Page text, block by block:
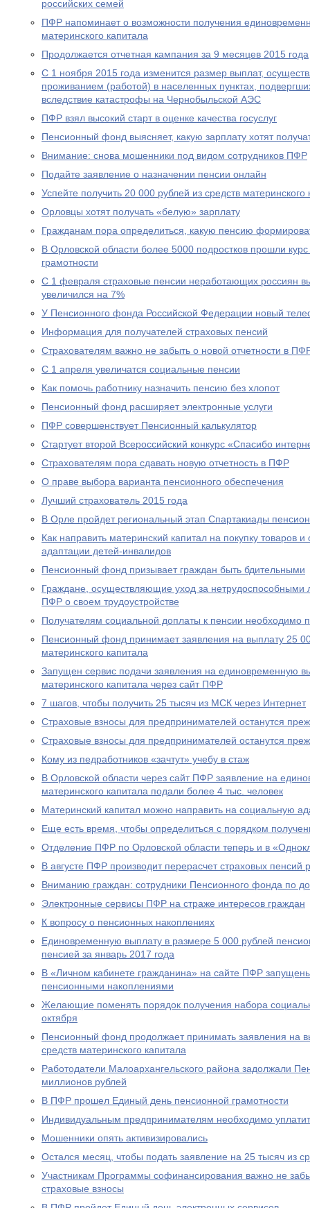
российских семей
ПФР напоминает о возможности получения
материнского капитала
Продолжается отчетная кампания за 9 месяцев 2015 года
С 1 ноября 2015 года изменится размер выплат,
проживанием (работой) в населенных пунктах,
вследствие катастрофы на Чернобыльской АЭС
ПФР взял высокий старт в оценке качества госуслуг
Пенсионный фонд выясняет, какую зарплату хотят
Внимание: снова мошенники под видом сотрудников ПФР
Подайте заявление о назначении пенсии онлайн
Успейте получить 20 000 рублей из средств материнского
Орловцы хотят получать «белую» зарплату
Гражданам пора определиться, какую пенсию
В Орловской области более 5000 подростков прошли
грамотности
С 1 февраля страховые пенсии неработающих россиян
увеличился на 7%
У Пенсионного фонда Российской Федерации новый
Информация для получателей страховых пенсий
Страхователям важно не забыть о новой отчетности в
С 1 апреля увеличатся социальные пенсии
Как помочь работнику назначить пенсию без хлопот
Пенсионный фонд расширяет электронные услуги
ПФР совершенствует Пенсионный калькулятор
Стартует второй Всероссийский конкурс «Спасибо
Страхователям пора сдавать новую отчетность в ПФР
О праве выбора варианта пенсионного обеспечения
Лучший страхователь 2015 года
В Орле пройдет региональный этап Спартакиады
Как направить материнский капитал на покупку товаров
адаптации детей-инвалидов
Пенсионный фонд призывает граждан быть бдительными
Граждане, осуществляющие уход за
ПФР о своем трудоустройстве
Получателям социальной доплаты к пенсии необходимо
Пенсионный фонд принимает заявления на выплату 25
материнского капитала
Запущен сервис подачи заявления на единовременную
материнского капитала через сайт ПФР
7 шагов, чтобы получить 25 тысяч из МСК через Интернет
Страховые взносы для предпринимателей останутся
Страховые взносы для предпринимателей останутся
Кому из педработников «зачтут» учебу в стаж
В Орловской области через сайт ПФР заявление на
материнского капитала подали более 4 тыс. человек
Материнский капитал можно направить на социальную
Еще есть время, чтобы определиться с порядком
Отделение ПФР по Орловской области теперь и в
В августе ПФР производит перерасчет страховых
Вниманию граждан: сотрудники Пенсионного фонда по
Электронные сервисы ПФР на страже интересов граждан
К вопросу о пенсионных накоплениях
Единовременную выплату в размере 5 000 рублей
пенсией за январь 2017 года
В «Личном кабинете гражданина» на сайте ПФР
пенсионными накоплениями
Желающие поменять порядок получения набора
октября
Пенсионный фонд продолжает принимать заявления на
средств материнского капитала
Работодатели Малоархангельского района задолжали
миллионов рублей
В ПФР прошел Единый день пенсионной грамотности
Индивидуальным предпринимателям необходимо
Мошенники опять активизировались
Остался месяц, чтобы подать заявление на 25 тысяч из
Участникам Программы софинансирования важно не
страховые взносы